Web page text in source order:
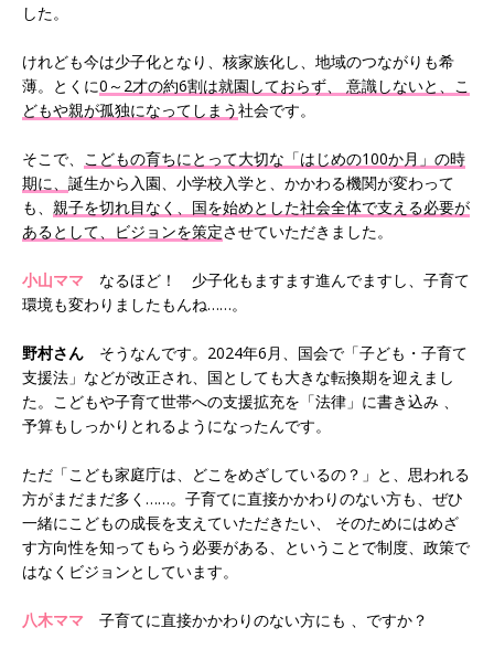
した。
けれども今は少子化となり、核家族化し、地域のつながりも希
薄。とくに0～2才の約6割は就園しておらず、 意識しないと、こ
どもや親が孤独になってしまう社会です。
そこで、
こどもの育ちにとって大切な「はじめの100か月」の時
期に、 誕生から入園、小学校入学と、かかわる機関が変わって
も、 親子を切れ目なく、国を始めとした社会全体で支える必要が
あるとして、ビジョンを策定させていただきました。
小山ママ なるほど！ 少子化もますます進んでますし、子育て
環境も変わりましたもんね……。
野村さん そうなんです。2024年6月、国会で「子ども・子育て
支援法」などが改正され、国としても大きな転換期を迎えまし
た。こどもや子育て世帯への支援拡充を「法律」に書き込み 、
予算もしっかりとれるようになったんです。
ただ「こども家庭庁は、どこをめざしているの？」と、思われる
方がまだまだ多く……。子育てに直接かかわりのない方も、ぜひ
一緒にこどもの成長を支えていただきたい、 そのためにはめざ
す方向性を知ってもらう必要がある、ということで制度、政策で
はなくビジョンとしています。
八木ママ 子育てに直接かかわりのない方にも 、ですか？